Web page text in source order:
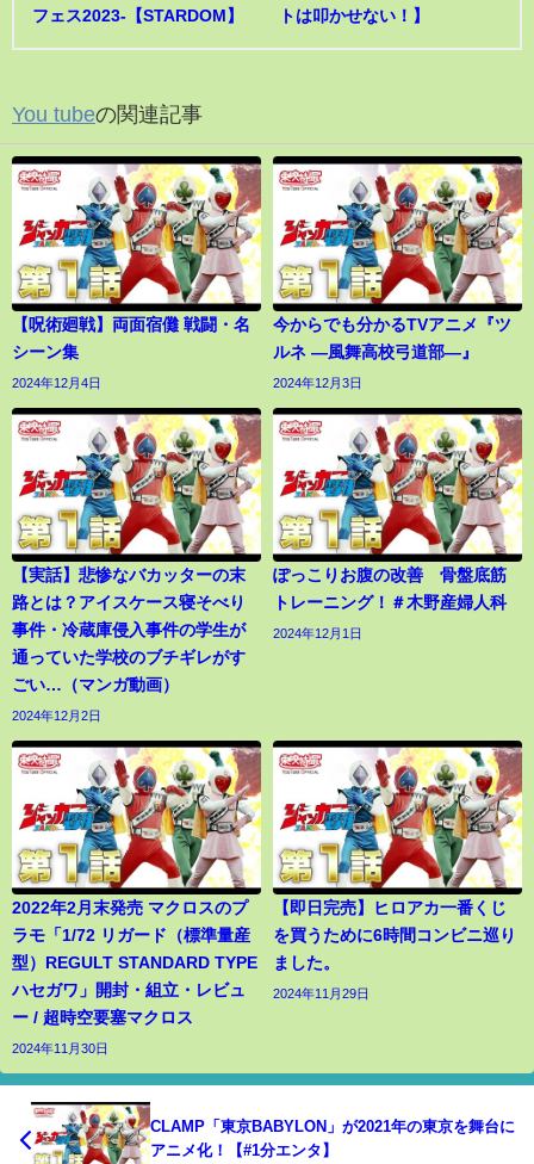
フェス2023-【STARDOM】 トは叩かせない！】
You tubeの関連記事
【呪術廻戦】両面宿儺 戦闘・名
シーン集
2024年12月4日
今からでも分かるTVアニメ『ツ
ルネ ―風舞高校弓道部―』
2024年12月3日
【実話】悲惨なバカッターの末
路とは？アイスケース寝そべり
事件・冷蔵庫侵入事件の学生が
通っていた学校のブチギレがす
ごい…（マンガ動画）
2024年12月2日
ぽっこりお腹の改善 骨盤底筋
トレーニング！＃木野産婦人科
2024年12月1日
2022年2月末発売 マクロスのプ
ラモ「1/72 リガード（標準量産
型）REGULT STANDARD TYPE
ハセガワ」開封・組立・レビュ
ー / 超時空要塞マクロス
2024年11月30日
【即日完売】ヒロアカ一番くじ
を買うために6時間コンビニ巡り
ました。
2024年11月29日
CLAMP「東京BABYLON」が2021年の東京を舞台に
アニメ化！【#1分エンタ】